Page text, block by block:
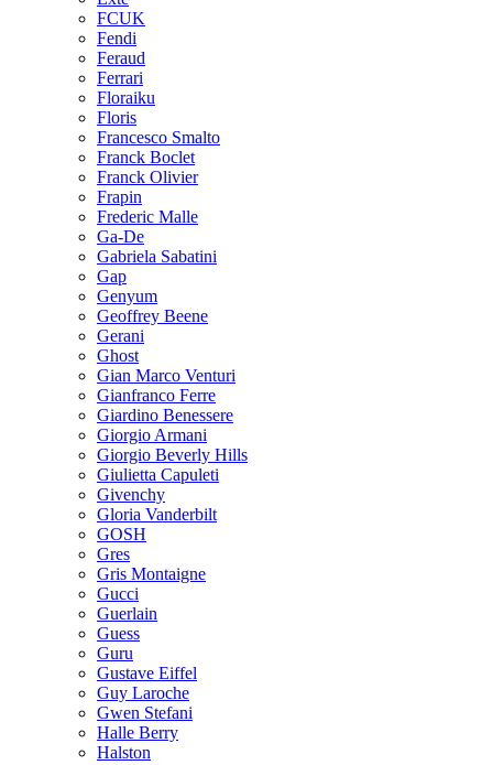
FCUK
Fendi
Feraud
Ferrari
Floraiku
Floris
Francesco Smalto
Franck Boclet
Franck Olivier
Frapin
Frederic Malle
Ga-De
Gabriela Sabatini
Gap
Genyum
Geoffrey Beene
Gerani
Ghost
Gian Marco Venturi
Gianfranco Ferre
Giardino Benessere
Giorgio Armani
Giorgio Beverly Hills
Giulietta Capuleti
Givenchy
Gloria Vanderbilt
GOSH
Gres
Gris Montaigne
Gucci
Guerlain
Guess
Guru
Gustave Eiffel
Guy Laroche
Gwen Stefani
Halle Berry
Halston